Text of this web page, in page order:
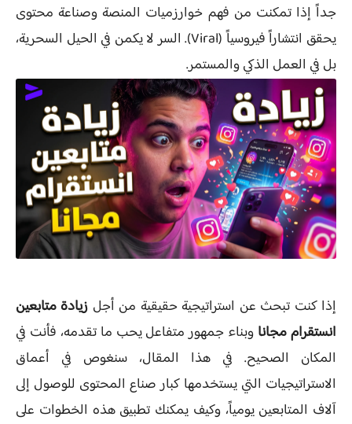
جداً إذا تمكنت من فهم خوارزميات المنصة وصناعة محتوى
يحقق انتشاراً فيروسياً (Viral). السر لا يكمن في الحيل السحرية،
بل في العمل الذكي والمستمر.
إذا كنت تبحث عن استراتيجية حقيقية من أجل زيادة متابعين
انستقرام مجانا وبناء جمهور متفاعل يحب ما تقدمه، فأنت في
المكان الصحيح. في هذا المقال، سنغوص في أعماق
الاستراتيجيات التي يستخدمها كبار صناع المحتوى للوصول إلى
آلاف المتابعين يومياً، وكيف يمكنك تطبيق هذه الخطوات على